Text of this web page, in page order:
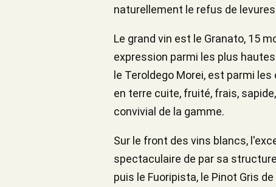
naturellement le refus de
Le grand vin est le Granato, 15
expression parmi les plus
le Teroldego Morei, est parmi
en terre cuite, fruité, frais,
convivial de la gamme.
Sur le front des vins blancs,
spectaculaire de par sa
puis le Fuoripista, le Pinot Gris